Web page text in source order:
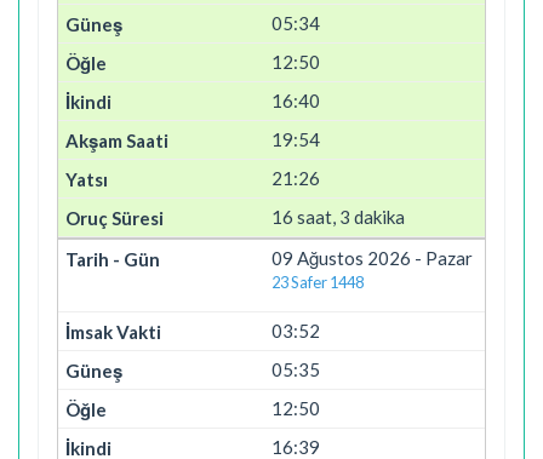
05:34
12:50
16:40
19:54
21:26
16 saat, 3 dakika
09 Ağustos 2026 - Pazar
23 Safer 1448
03:52
05:35
12:50
16:39